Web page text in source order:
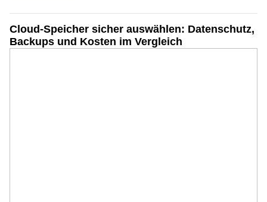
Cloud-Speicher sicher auswählen: Datenschutz,
Backups und Kosten im Vergleich